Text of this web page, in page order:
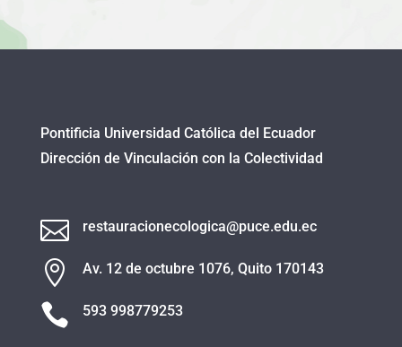
Pontificia Universidad Católica del Ecuador
Dirección de Vinculación con la Colectividad
 restauracionecologica@puce.edu.ec
 Av. 12 de octubre 1076, Quito 170143
 593 998779253